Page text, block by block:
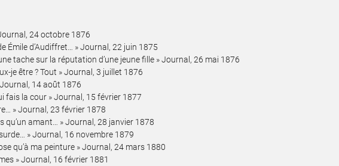
24 octobre 1876
Émile d’Audiffret… » Journal, 22 juin 1875
tache sur la réputation d’une jeune fille » Journal, 26 mai 1876
je être ? Tout » Journal, 3 juillet 1876
Journal, 14 août 1876
fais la cour » Journal, 15 février 1877
» Journal, 23 février 1878
qu’un amant… » Journal, 28 janvier 1878
» Journal, 16 novembre 1879
qu’à ma peinture » Journal, 24 mars 1880
» Journal, 16 février 1881